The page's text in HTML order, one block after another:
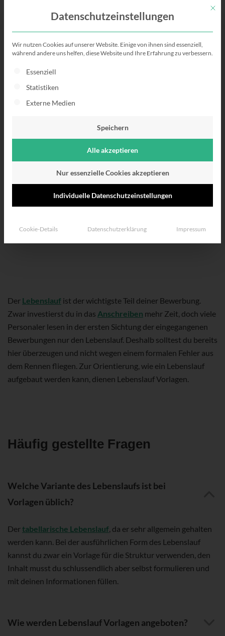
Lebenslauf Vorlagen
Lebenslauf Vorlagen gratis
zum Runterladen!
Der Lebenslauf ist der wichtigste Teil deiner Bewerbung.
Zwar investierst du in das Anschreiben mehr Zeit, doch viele
Personaler lesen in der ersten Sichtung der eingegangenen
Bewerbungen nur den Lebenslauf. Deshalb solltest du bereits
hier überzeugen und nicht wegen einem formalen Fehler aus
dem Rennen fliegen. Zur Orientierung, wie ein Lebenslauf
aufgebaut werden kann, dienen Lebenslauf Vorlagen.
Häufig gestellte Fragen
Welche Variante des Lebenslaufs ist bei
Vorlagen üblich?
Dertabellarische Lebenslauf , da er sehr allgemein gehalten
werden kann. Bei der ausführlichen Form des Lebenslauf
kannst du zwar ein Vorlage für die Struktur verwenden, den
Inhalt musst du schlussendlich aber selbst formulieren und
mit deinen Informationen füllen.
Wie werden Lebenslauf Vorlagen angeboten?
Mit
Datenschutzeinstellungen
Wir nutzen Cookies auf unserer Website. Einige von ihnen sind essenziell,
während andere uns helfen, diese Website und Ihre Erfahrung zu verbessern.
Es folgt eine Liste der Service-Gruppen, für die eine
Essenziell
Statistiken
Externe Medien
Speichern
Alle akzeptieren
Nur essenzielle Cookies akzeptieren
Individuelle Datenschutzeinstellungen
Cookie-Details Datenschutzerklärung Impressum